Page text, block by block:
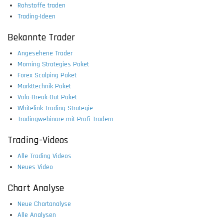
Rohstoffe traden
Trading-Ideen
Bekannte Trader
Angesehene Trader
Morning Strategies Paket
Forex Scalping Paket
Markttechnik Paket
Vola-Break-Out Paket
Whitelink Trading Strategie
Tradingwebinare mit Profi Tradern
Trading-Videos
Alle Trading Videos
Neues Video
Chart Analyse
Neue Chartanalyse
Alle Analysen